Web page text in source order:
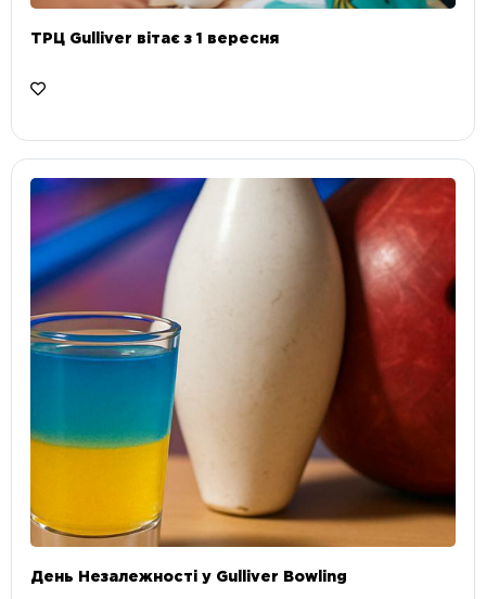
ТРЦ Gulliver вітає з 1 вересня
День Незалежності у Gulliver Bowling